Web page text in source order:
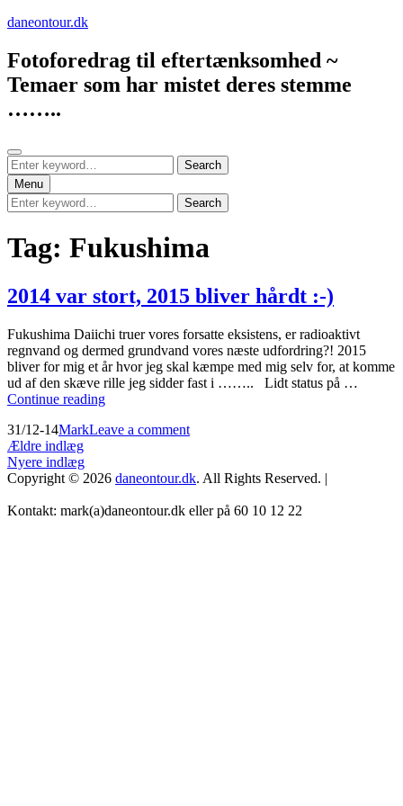
Skip
content
daneontour.dk
Fotoforedrag til eftertænksomhed ~
Temaer som har mistet deres stemme
……..
Search
Search
for:
Search
Menu
Search
for:
Search
Tag: Fukushima
2014 var stort, 2015 bliver hårdt :-)
Fukushima Daiichi truer vores forsatte eksistens, er radioaktivt
regnvand og dermed grundvand vores næste udfordring?! 2015
bliver for mig et år hvor jeg skal kæmpe med mig selv for, at komme
ud af den skæve rille jeg sidder fast i …….. Lidt status på …
Continue reading2014
stort,
hårdt
Posted
on
31/12-14by
MarkLeave a comment
Navigation
til
Ældre indlæg
Nyere indlæg
Copyright © 2026 daneontour.dk. All Rights Reserved. |
Kontakt: mark(a)daneontour.dk eller på 60 10 12 22